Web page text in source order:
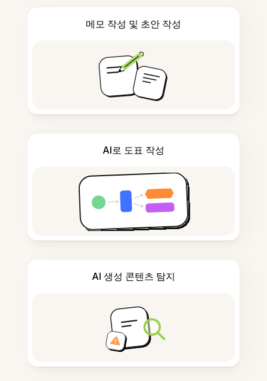
메모 작성 및 초안 작성
AI로 도표 작성
AI 생성 콘텐츠 탐지